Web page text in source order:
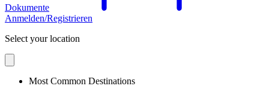
Dokumente
Anmelden/Registrieren
Select your location
Most Common Destinations